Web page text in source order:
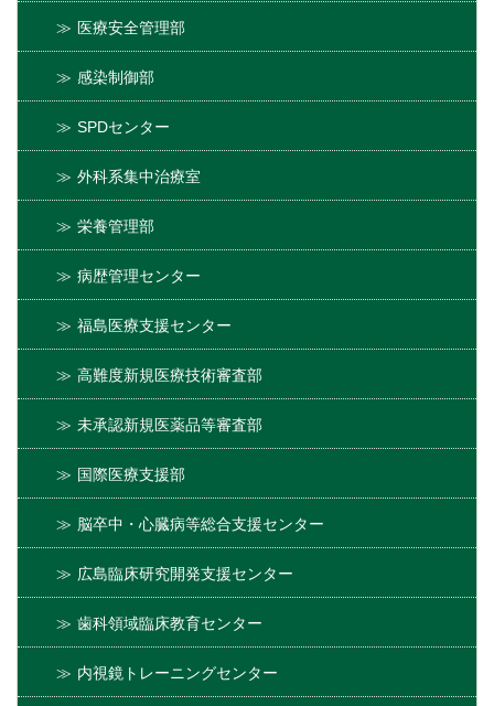
医療安全管理部
感染制御部
SPDセンター
外科系集中治療室
栄養管理部
病歴管理センター
福島医療支援センター
高難度新規医療技術審査部
未承認新規医薬品等審査部
国際医療支援部
脳卒中・心臓病等総合支援センター
広島臨床研究開発支援センター
歯科領域臨床教育センター
内視鏡トレーニングセンター